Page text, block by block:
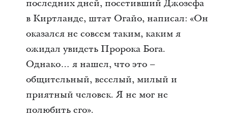
последних дней, посетивший Джозефа
в Киртланде, штат Огайо, написал: «Он
оказался не совсем таким, каким я
ожидал увидеть Пророка Бога.
Однако… я нашел, что это –
общительный, веселый, милый и
приятный человек. Я не мог не
полюбить его».